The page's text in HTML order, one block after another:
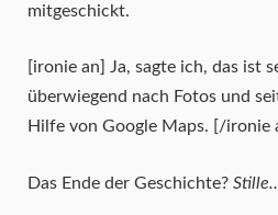
mitgeschickt.
[ironie an] Ja, sagte ich, das ist
überwiegend nach Fotos und
Hilfe von Google Maps. [/ironie
Das Ende der Geschichte?